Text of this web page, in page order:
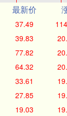
最新价
37.49
39.83
77.82
64.32
33.61
27.85
19.03